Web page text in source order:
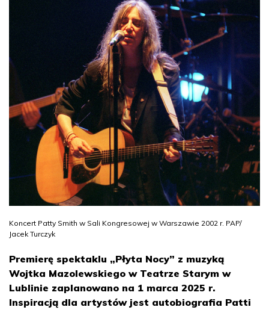
Koncert Patty Smith w Sali Kongresowej w Warszawie 2002 r. PAP/
Jacek Turczyk
Premierę spektaklu „Płyta Nocy” z muzyką
Wojtka Mazolewskiego w Teatrze Starym w
Lublinie zaplanowano na 1 marca 2025 r.
Inspiracją dla artystów jest autobiografia Patti